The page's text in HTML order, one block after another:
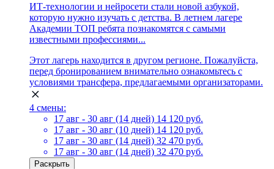
ИТ-технологии и нейросети стали новой азбукой,
которую нужно изучать с детства. В летнем лагере
Академии ТОП ребята познакомятся с самыми
известными профессиями...
Этот лагерь находится в другом регионе. Пожалуйста,
перед бронированием внимательно ознакомьтесь с
условиями трансфера, предлагаемыми организаторами.
4 смены:
17 авг - 30 авг (14 дней) 14 120 руб.
17 авг - 30 авг (10 дней) 14 120 руб.
17 авг - 30 авг (14 дней) 32 470 руб.
17 авг - 30 авг (14 дней) 32 470 руб.
Раскрыть